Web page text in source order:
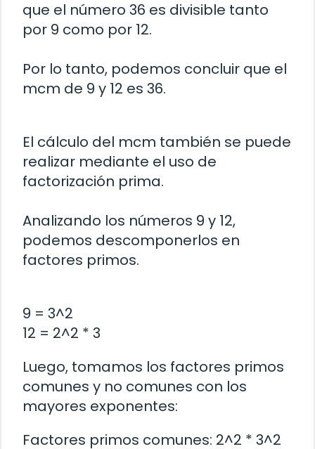
que el número 36 es divisible tanto
por 9 como por 12.
Por lo tanto, podemos concluir que el
mcm de 9 y 12 es 36.
El cálculo del mcm también se puede
realizar mediante el uso de
factorización prima.
Analizando los números 9 y 12,
podemos descomponerlos en
factores primos.
9 = 3^2
12 = 2^2 * 3
Luego, tomamos los factores primos
comunes y no comunes con los
mayores exponentes:
Factores primos comunes: 2^2 * 3^2